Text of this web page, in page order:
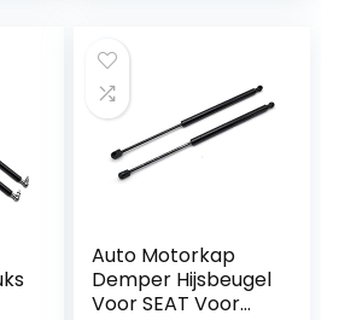
Auto Motorkap
Demper Hijsbeugel
Voor SEAT Voor